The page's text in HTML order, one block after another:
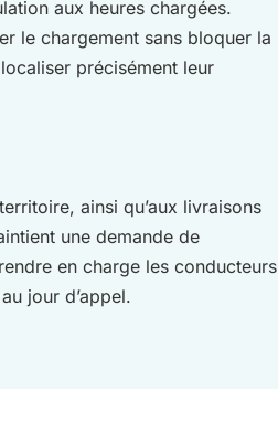
aux heures chargées.
le chargement sans bloquer la
précisément leur
ainsi qu’aux livraisons
une demande de
en charge les conducteurs
jour d’appel.